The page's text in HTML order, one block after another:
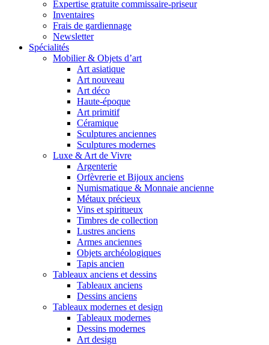
Expertise gratuite commissaire-priseur
Inventaires
Frais de gardiennage
Newsletter
Spécialités
Mobilier & Objets d’art
Art asiatique
Art nouveau
Art déco
Haute-époque
Art primitif
Céramique
Sculptures anciennes
Sculptures modernes
Luxe & Art de Vivre
Argenterie
Orfèvrerie et Bijoux anciens
Numismatique & Monnaie ancienne
Métaux précieux
Vins et spiritueux
Timbres de collection
Lustres anciens
Armes anciennes
Objets archéologiques
Tapis ancien
Tableaux anciens et dessins
Tableaux anciens
Dessins anciens
Tableaux modernes et design
Tableaux modernes
Dessins modernes
Art design